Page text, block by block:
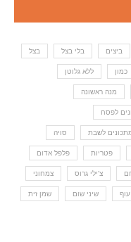
ביצים בלי בצל בצל
כמון ללא גלוטן
מנה ראשונה
לפסח
לשבת סויה
פטריות פלפל אדום
צ'ילי גרוס צמחוני
שיני שום שמן זית